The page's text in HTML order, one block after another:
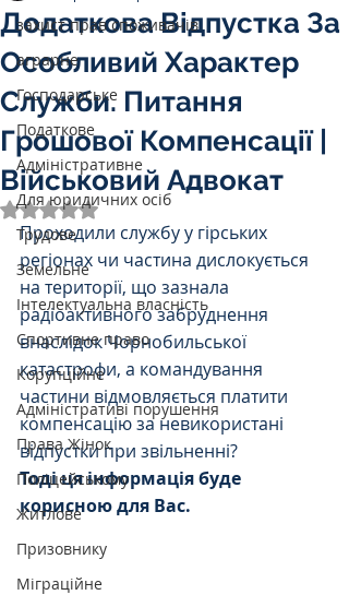
захист прав споживачів
аграрне
Господарське
Податкове
Адміністративне
Для юридичних осіб
Трудове
Земельне
Інтелектуальна власність
Спортивне право
Корупційне
Адміністративі порушення
Права Жінок
Поліцейському
Житлове
Призовнику
Міграційне
Додаткова Відпустка За
Особливий Характер
Служби. Питання
Грошової Компенсації |
Військовий Адвокат
Оцінка: NaN з 5 зірок.
Проходили службу у гірських
регіонах чи частина дислокується
на території, що зазнала
радіоактивного забруднення
внаслідок Чорнобильської
катастрофи, а командування
частини відмовляється платити
компенсацію за невикористані
відпустки при звільненні?
Тоді ця інформація буде
корисною для Вас.